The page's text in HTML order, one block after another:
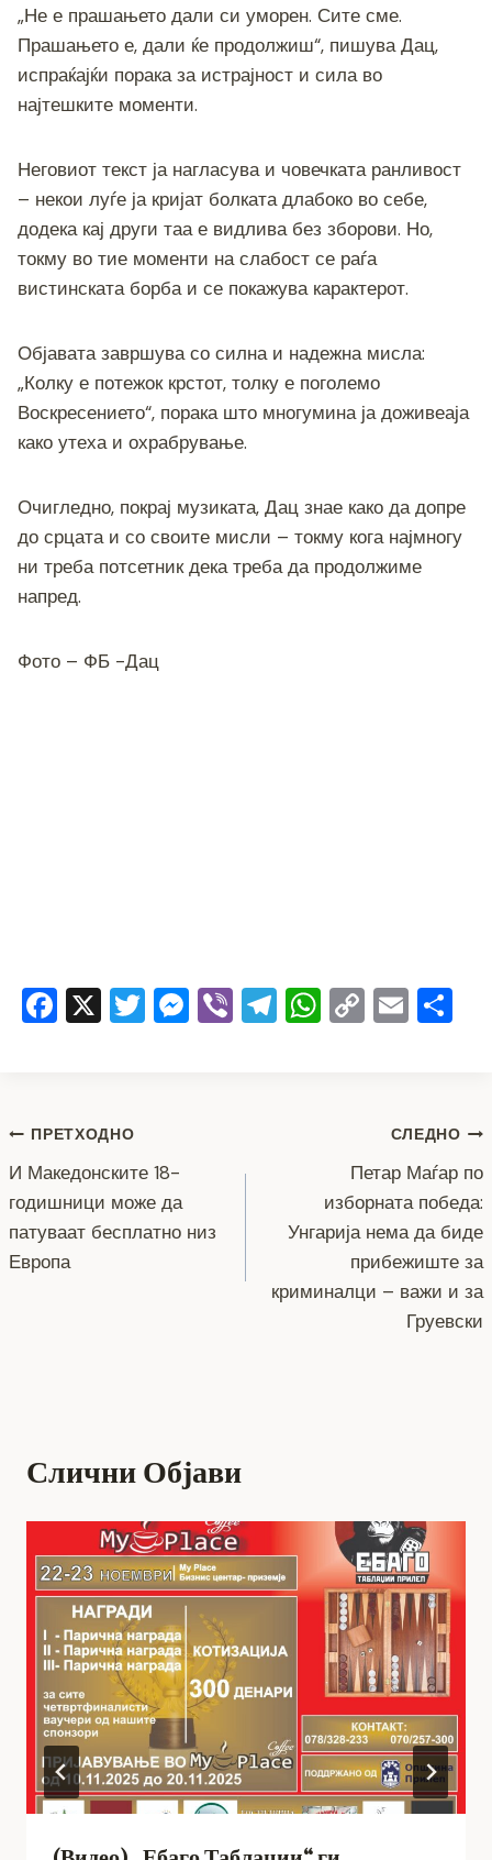
„Не е прашањето дали си уморен. Сите сме.
Прашањето е, дали ќе продолжиш“, пишува Дац,
испраќајќи порака за истрајност и сила во
најтешките моменти.
Неговиот текст ја нагласува и човечката ранливост
– некои луѓе ја кријат болката длабоко во себе,
додека кај други таа е видлива без зборови. Но,
токму во тие моменти на слабост се раѓа
вистинската борба и се покажува карактерот.
Објавата завршува со силна и надежна мисла:
„Колку е потежок крстот, толку е поголемо
Воскресението“, порака што многумина ја доживеаја
како утеха и охрабрување.
Очигледно, покрај музиката, Дац знае како да допре
до срцата и со своите мисли – токму кога најмногу
ни треба потсетник дека треба да продолжиме
напред.
Фото – ФБ -Дац
F
b
o
o
k
X T M
er
Vi T W
p
C
n
k
E
Навигација
на
напис
ПРЕТХОДНО
И Македонските 18-
годишници може да
патуваат бесплатно низ
Европа
СЛЕДНО
Петар Маѓар по
изборната победа:
Унгарија нема да биде
прибежиште за
криминалци – важи и за
Груевски
Слични Објави